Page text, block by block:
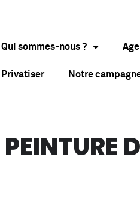
Qui sommes-nous ?
Privatiser Notre